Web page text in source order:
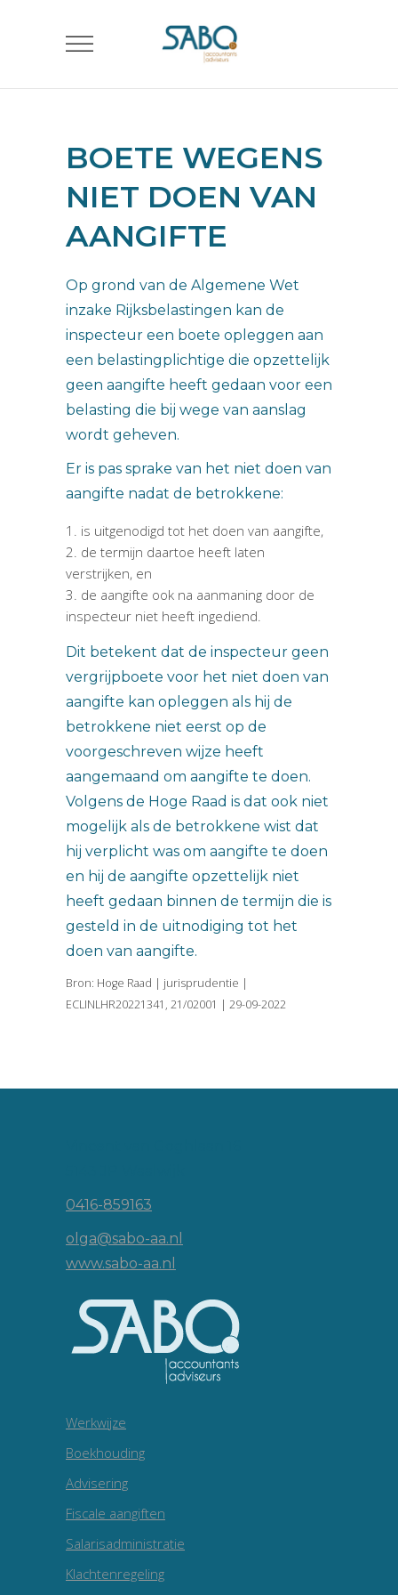
BOETE WEGENS
NIET DOEN VAN
AANGIFTE
Op grond van de Algemene Wet
inzake Rijksbelastingen kan de
inspecteur een boete opleggen aan
een belastingplichtige die opzettelijk
geen aangifte heeft gedaan voor een
belasting die bij wege van aanslag
wordt geheven.
Er is pas sprake van het niet doen van
aangifte nadat de betrokkene:
is uitgenodigd tot het doen van aangifte,
de termijn daartoe heeft laten
verstrijken, en
de aangifte ook na aanmaning door de
inspecteur niet heeft ingediend.
Dit betekent dat de inspecteur geen
vergrijpboete voor het niet doen van
aangifte kan opleggen als hij de
betrokkene niet eerst op de
voorgeschreven wijze heeft
aangemaand om aangifte te doen.
Volgens de Hoge Raad is dat ook niet
mogelijk als de betrokkene wist dat
hij verplicht was om aangifte te doen
en hij de aangifte opzettelijk niet
heeft gedaan binnen de termijn die is
gesteld in de uitnodiging tot het
doen van aangifte.
Bron: Hoge Raad | jurisprudentie |
ECLINLHR20221341, 21/02001 | 29-09-2022
0416-859163
olga@sabo-aa.nl
www.sabo-aa.nl
Werkwijze
Boekhouding
Advisering
Fiscale aangiften
Salarisadministratie
Klachtenregeling